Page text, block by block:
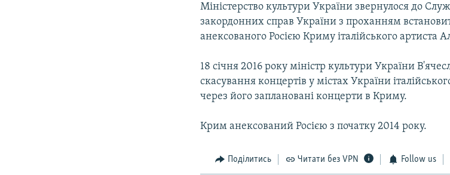
Міністерство культури України звернулося до
закордонних справ України з проханням
анексованого Росією Криму італійського артиста
18 січня 2016 року міністр культури України
скасування концертів у містах України
через його заплановані концерти в Криму.
Крим анексований Росією з початку 2014 року.
Поділитись Читати без VPN Follow us